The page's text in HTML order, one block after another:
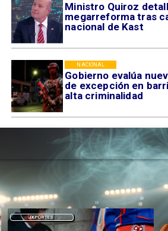
Ministro Quiroz
megarreforma tras
nacional de Kast
Gobierno evalúa
de excepción en
alta criminalidad
NACIONAL
DEPORTES